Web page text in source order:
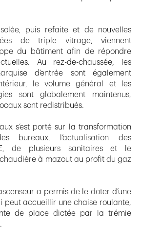
puis refaite et de nouvelles
de triple vitrage, viennent
du bâtiment afin de répondre
Au rez-de-chaussée, les
d’entrée sont également
le volume général et les
sont globalement maintenus,
sont redistribués.
s’est porté sur la transformation
bureaux, l’actualisation des
de plusieurs sanitaires et le
à mazout au profit du gaz
a permis de le doter d’une
peut accueillir une chaise roulante,
de place dictée par la trémie